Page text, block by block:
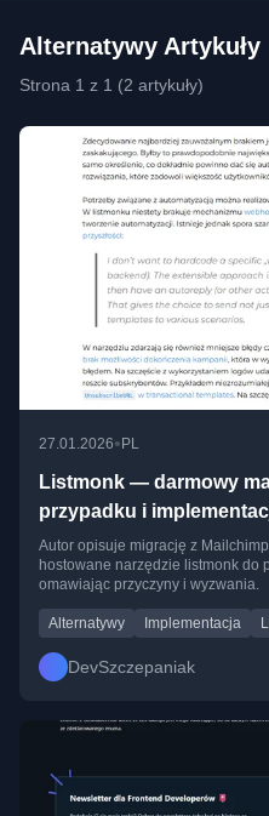
Alternatywy Artykuły
Strona 1 z 1 (2 artykuły)
27.01.2026• PL
Listmonk — darmowy
przypadku i
Autor opisuje migrację z
hostowane narzędzie listmonk do
omawiając przyczyny i wyzwania.
Alternatywy Implementacja
DevSzczepaniak